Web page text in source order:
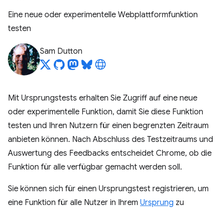
Eine neue oder experimentelle Webplattformfunktion
testen
Sam Dutton
Mit Ursprungstests erhalten Sie Zugriff auf eine neue
oder experimentelle Funktion, damit Sie diese Funktion
testen und Ihren Nutzern für einen begrenzten Zeitraum
anbieten können. Nach Abschluss des Testzeitraums und
Auswertung des Feedbacks entscheidet Chrome, ob die
Funktion für alle verfügbar gemacht werden soll.
Sie können sich für einen Ursprungstest registrieren, um
eine Funktion für alle Nutzer in Ihrem Ursprung zu